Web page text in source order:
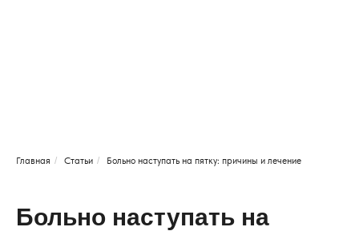
Главная / Статьи / Больно наступать на пятку: причины и лечение
Больно наступать на